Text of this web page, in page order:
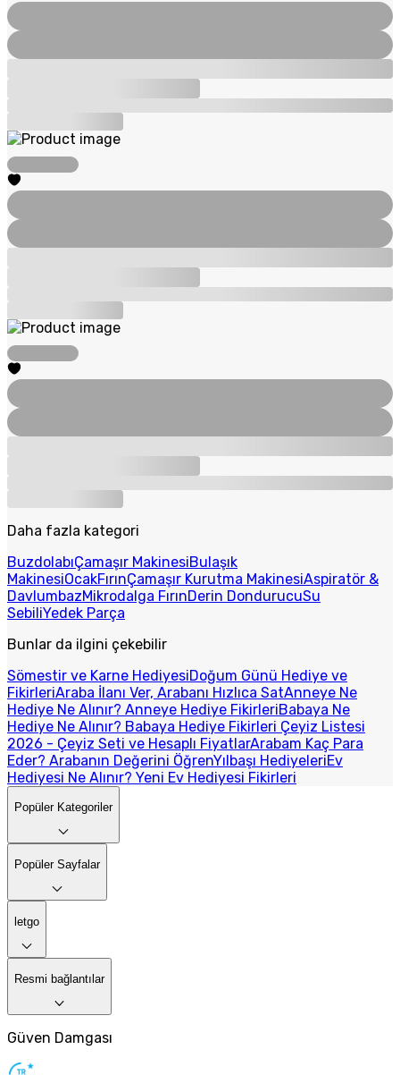
Daha fazla kategori
BuzdolabıÇamaşır MakinesiBulaşık
MakinesiOcakFırınÇamaşır Kurutma MakinesiAspiratör &
DavlumbazMikrodalga FırınDerin DondurucuSu
SebiliYedek Parça
Bunlar da ilgini çekebilir
Sömestir ve Karne HediyesiDoğum Günü Hediye ve
FikirleriAraba İlanı Ver, Arabanı Hızlıca SatAnneye Ne
Hediye Ne Alınır? Anneye Hediye FikirleriBabaya Ne
Hediye Ne Alınır? Babaya Hediye Fikirleri Çeyiz Listesi
2026 - Çeyiz Seti ve Hesaplı FiyatlarArabam Kaç Para
Eder? Arabanın Değerini ÖğrenYılbaşı HediyeleriEv
Hediyesi Ne Alınır? Yeni Ev Hediyesi Fikirleri
Popüler Kategoriler
Popüler Sayfalar
letgo
Resmi bağlantılar
Güven Damgası